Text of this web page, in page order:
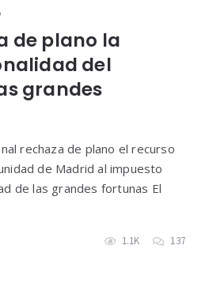
de plano la
del
grandes
rechaza de plano el recurso
de Madrid al impuesto
de las grandes fortunas El
1.1K 137